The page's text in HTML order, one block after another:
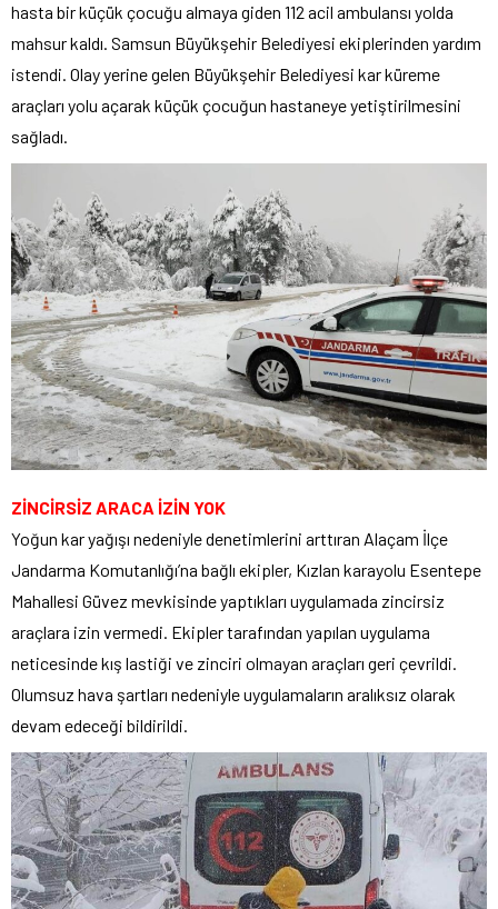
hasta bir küçük çocuğu almaya giden 112 acil ambulansı yolda
mahsur kaldı. Samsun Büyükşehir Belediyesi ekiplerinden yardım
istendi. Olay yerine gelen Büyükşehir Belediyesi kar küreme
araçları yolu açarak küçük çocuğun hastaneye yetiştirilmesini
sağladı.
ZİNCİRSİZ ARACA İZİN YOK
Yoğun kar yağışı nedeniyle denetimlerini arttıran Alaçam İlçe
Jandarma Komutanlığı’na bağlı ekipler, Kızlan karayolu Esentepe
Mahallesi Güvez mevkisinde yaptıkları uygulamada zincirsiz
araçlara izin vermedi. Ekipler tarafından yapılan uygulama
neticesinde kış lastiği ve zinciri olmayan araçları geri çevrildi.
Olumsuz hava şartları nedeniyle uygulamaların aralıksız olarak
devam edeceği bildirildi.